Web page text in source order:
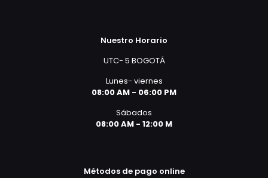
Nuestro Horario
UTC- 5 BOGOTÁ
Lunes- viernes
08:00 AM - 06:00 PM
Sábados
08:00 AM - 12:00 M
Métodos de pago online